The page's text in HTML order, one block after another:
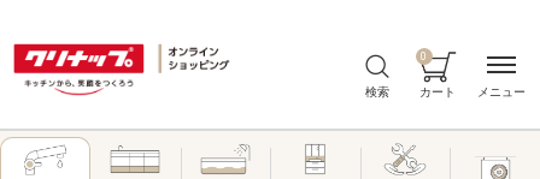
検索 カート
0
メニュー